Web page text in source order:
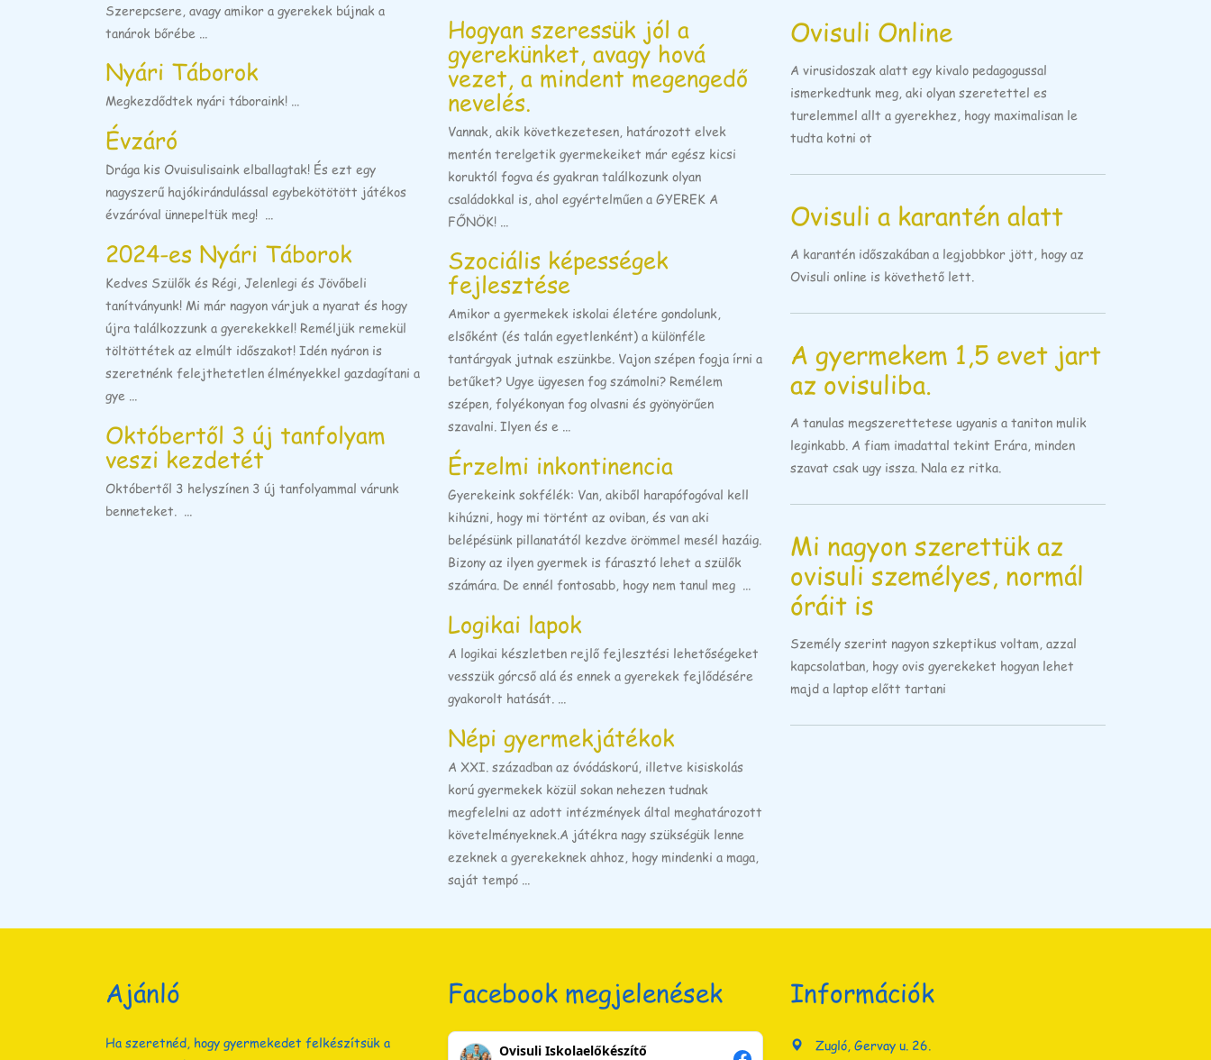
Szerepcsere, avagy amikor a gyerekek bújnak a
tanárok bőrébe ...
Nyári Táborok
Megkezdődtek nyári táboraink! ...
Évzáró
Drága kis Ovuisulisaink elballagtak! És ezt egy
nagyszerű hajókirándulással egybekötötött játékos
évzáróval ünnepeltük meg! ...
2024-es Nyári Táborok
Kedves Szülők és Régi, Jelenlegi és Jövőbeli
tanítványunk! Mi már nagyon várjuk a nyarat és hogy
újra találkozzunk a gyerekekkel! Reméljük remekül
töltöttétek az elmúlt időszakot! Idén nyáron is
szeretnénk felejthetetlen élményekkel gazdagítani a
gye ...
Októbertől 3 új tanfolyam
veszi kezdetét
Októbertől 3 helyszínen 3 új tanfolyammal várunk
benneteket. ...
Hogyan szeressük jól a
gyerekünket, avagy hová
vezet, a mindent megengedő
nevelés.
Vannak, akik következetesen, határozott elvek
mentén terelgetik gyermekeiket már egész kicsi
koruktól fogva és gyakran találkozunk olyan
családokkal is, ahol egyértelműen a GYEREK A
FŐNÖK! ...
Szociális képességek
fejlesztése
Amikor a gyermekek iskolai életére gondolunk,
elsőként (és talán egyetlenként) a különféle
tantárgyak jutnak eszünkbe. Vajon szépen fogja írni a
betűket? Ugye ügyesen fog számolni? Remélem
szépen, folyékonyan fog olvasni és gyönyörűen
szavalni. Ilyen és e ...
Érzelmi inkontinencia
Gyerekeink sokfélék: Van, akiből harapófogóval kell
kihúzni, hogy mi történt az oviban, és van aki
belépésünk pillanatától kezdve örömmel mesél hazáig.
Bizony az ilyen gyermek is fárasztó lehet a szülők
számára. De ennél fontosabb, hogy nem tanul meg ...
Logikai lapok
A logikai készletben rejlő fejlesztési lehetőségeket
vesszük górcső alá és ennek a gyerekek fejlődésére
gyakorolt hatását. ...
Népi gyermekjátékok
A XXI. században az óvódáskorú, illetve kisiskolás
korú gyermekek közül sokan nehezen tudnak
megfelelni az adott intézmények által meghatározott
követelményeknek.A játékra nagy szükségük lenne
ezeknek a gyerekeknek ahhoz, hogy mindenki a maga,
saját tempó ...
Ovisuli Online
A virusidoszak alatt egy kivalo pedagogussal
ismerkedtunk meg, aki olyan szeretettel es
turelemmel allt a gyerekhez, hogy maximalisan le
tudta kotni ot
Ovisuli a karantén alatt
A karantén időszakában a legjobbkor jött, hogy az
Ovisuli online is követhető lett.
A gyermekem 1,5 evet jart
az ovisuliba.
A tanulas megszerettetese ugyanis a taniton mulik
leginkabb. A fiam imadattal tekint Erára, minden
szavat csak ugy issza. Nala ez ritka.
Mi nagyon szerettük az
ovisuli személyes, normál
óráit is
Személy szerint nagyon szkeptikus voltam, azzal
kapcsolatban, hogy ovis gyerekeket hogyan lehet
majd a laptop előtt tartani
Ajánló
Ha szeretnéd, hogy gyermekedet felkészítsük a
Facebook megjelenések
Ovisuli Iskolaelőkészítő
Információk
Zugló, Gervay u. 26.